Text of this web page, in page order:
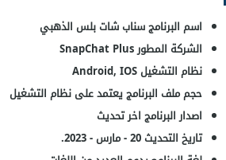
اسم البرنامج سناب شات بلس الذهبي
الشركة المطور SnapChat Plus
نظام التشغيل Android, IOS
حجم ملف البرنامج يعتمد على نظام التشغيل
اصدار البرنامج اخر تحديث
تاريخ التحديث 20 - مارس - 2023.